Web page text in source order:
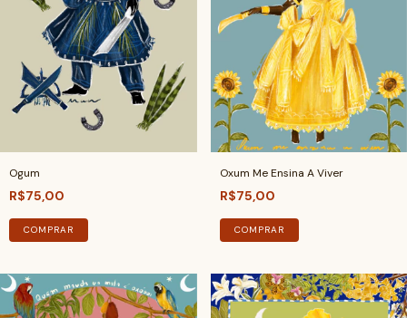
Ogum
R$75,00
COMPRAR
Oxum Me Ensina A Viver
R$75,00
COMPRAR